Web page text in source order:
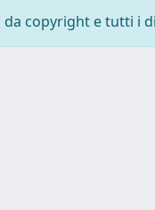
copyright e tutti i